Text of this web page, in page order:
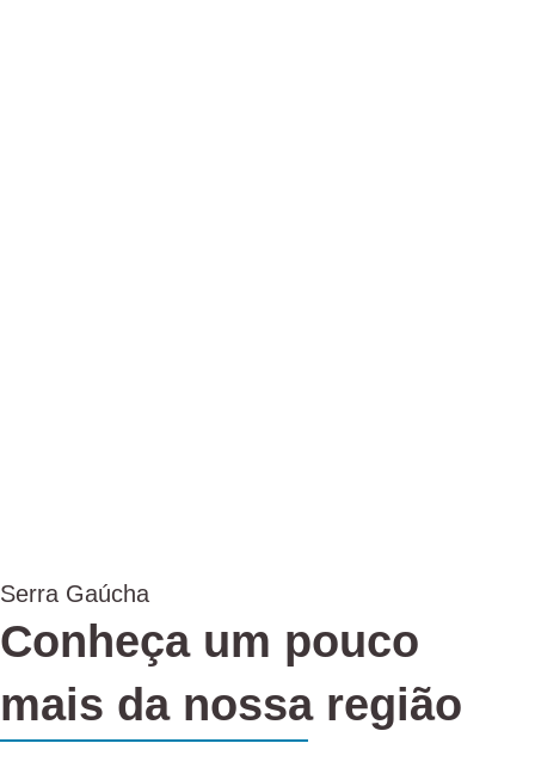
Serra Gaúcha
Conheça um pouco
mais da nossa região